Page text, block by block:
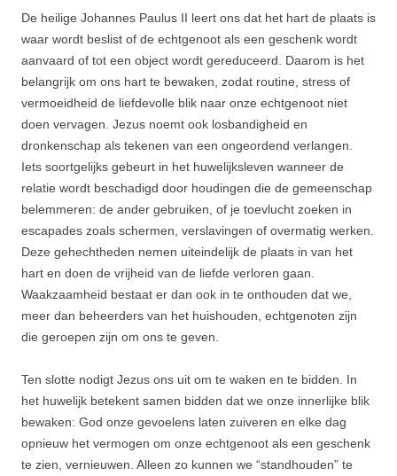
De heilige Johannes Paulus II leert ons dat het hart de plaats is
waar wordt beslist of de echtgenoot als een geschenk wordt
aanvaard of tot een object wordt gereduceerd. Daarom is het
belangrijk om ons hart te bewaken, zodat routine, stress of
vermoeidheid de liefdevolle blik naar onze echtgenoot niet
doen vervagen. Jezus noemt ook losbandigheid en
dronkenschap als tekenen van een ongeordend verlangen.
Iets soortgelijks gebeurt in het huwelijksleven wanneer de
relatie wordt beschadigd door houdingen die de gemeenschap
belemmeren: de ander gebruiken, of je toevlucht zoeken in
escapades zoals schermen, verslavingen of overmatig werken.
Deze gehechtheden nemen uiteindelijk de plaats in van het
hart en doen de vrijheid van de liefde verloren gaan.
Waakzaamheid bestaat er dan ook in te onthouden dat we,
meer dan beheerders van het huishouden, echtgenoten zijn
die geroepen zijn om ons te geven.
Ten slotte nodigt Jezus ons uit om te waken en te bidden. In
het huwelijk betekent samen bidden dat we onze innerlijke blik
bewaken: God onze gevoelens laten zuiveren en elke dag
opnieuw het vermogen om onze echtgenoot als een geschenk
te zien, vernieuwen. Alleen zo kunnen we “standhouden” te